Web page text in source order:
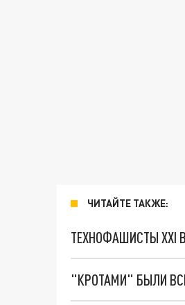
ЧИТАЙТЕ ТАКЖЕ:
ТЕХНОФАШИСТЫ XXI
"КРОТАМИ" БЫЛИ